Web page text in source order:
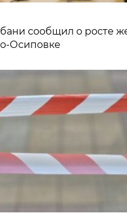
сообщил о росте
Осиповке